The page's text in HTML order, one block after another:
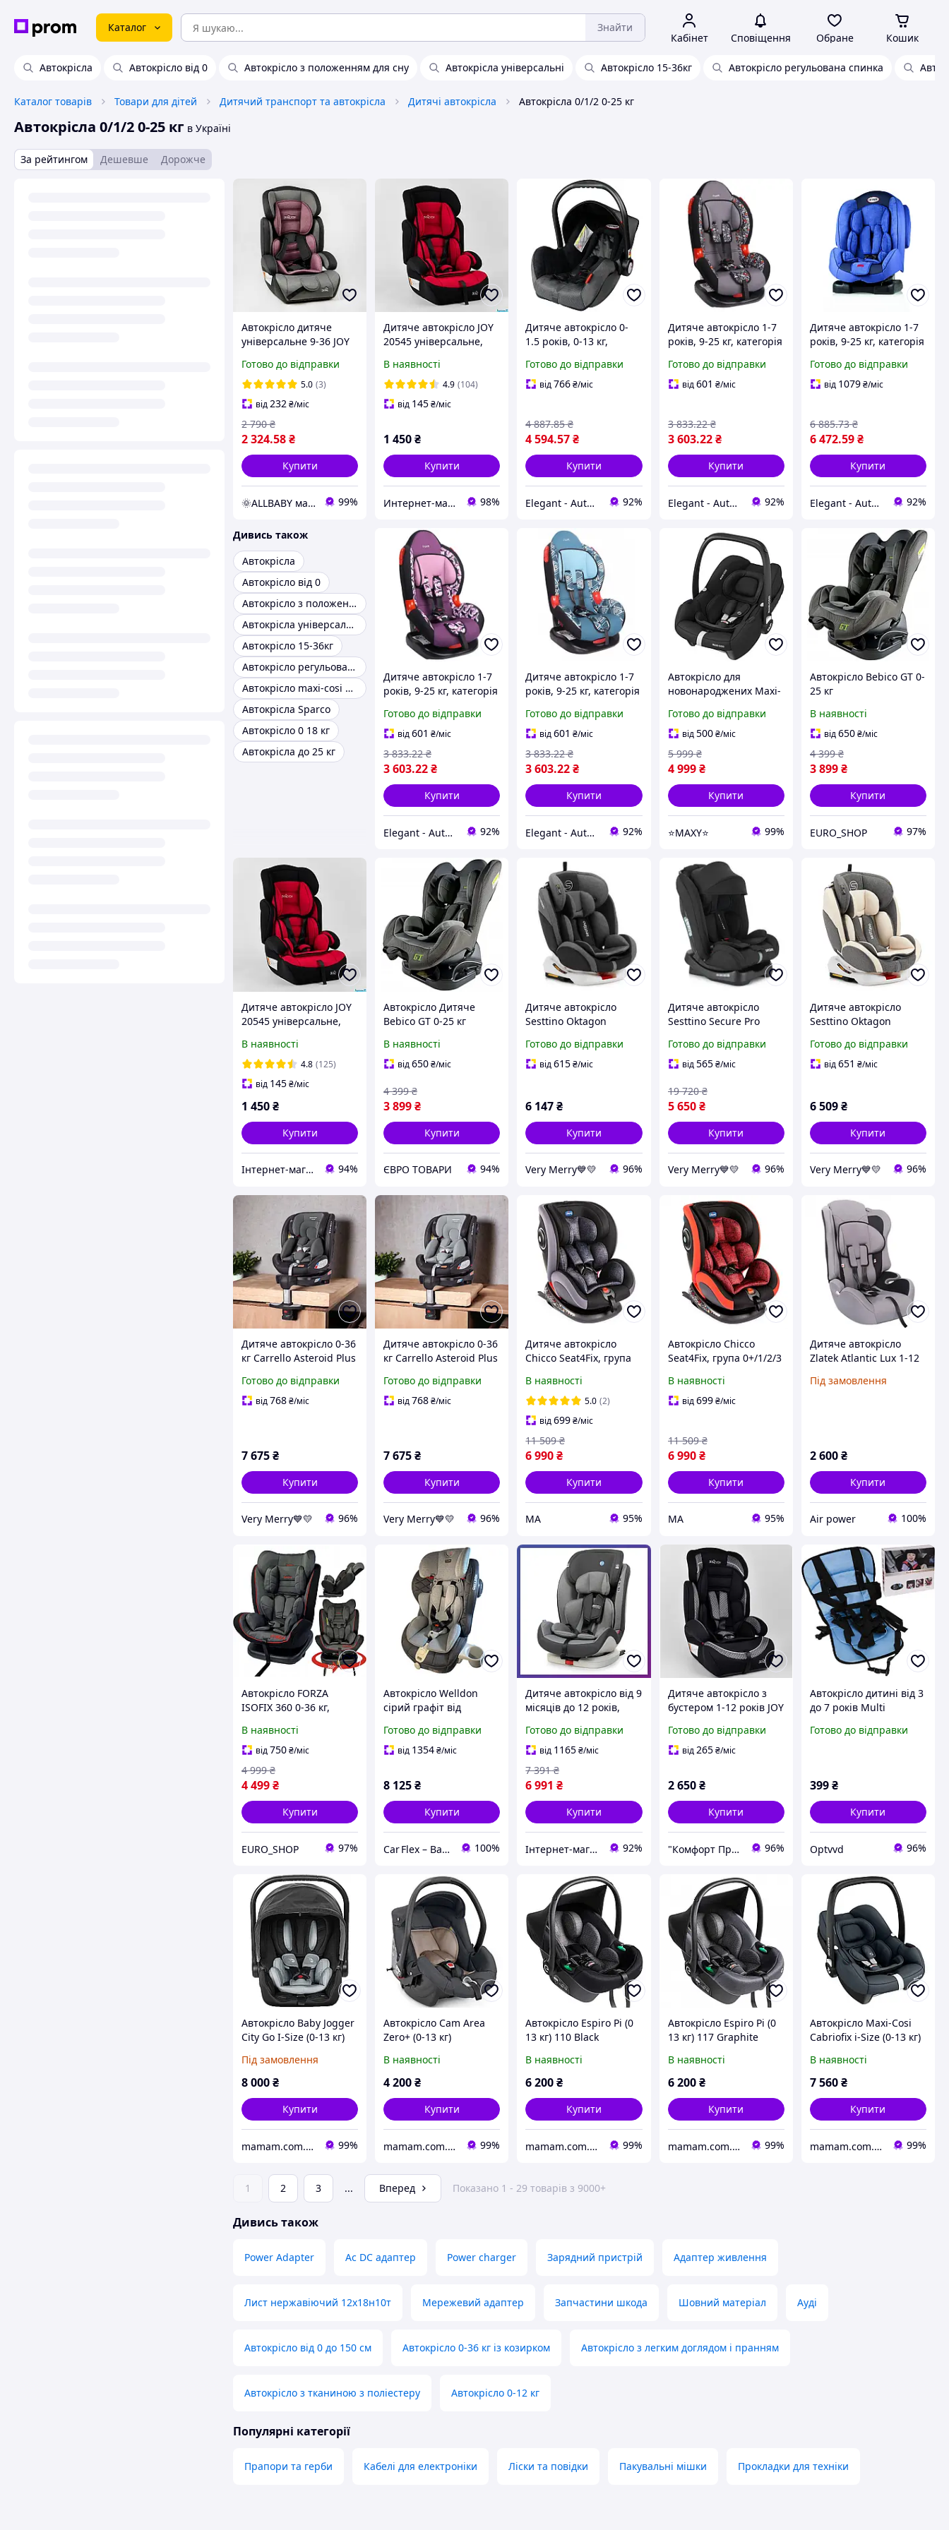
Каталог Знайти
Кабінет Сповіщення Обране Кошик
Автокрісла Автокрісло від 0 Автокрісло з положенням для сну Автокрісла універсальні Автокрісло 15-36кг Автокрісло регульована спинка
Каталог товарів Товари для дітей Дитячий транспорт та автокрісла Дитячі автокрісла Автокрісла 0/1/2 0-25 кг
Автокрісла 0/1/2 0-25 кг в Україні
За рейтингом Дешевше Дорожче
Автокрісло дитяче
універсальне 9-36 JOY
група 1/2/3, вага
дитини 9-36 кг
Готово до відправки
5.0 (3)
від232₴/міс
2 324.58₴
2 790 ₴
Купити
🌞ALLBABY магазин товарів для дітей 99%
Дитяче автокрісло JOY
20545 універсальне,
дитини від 9-36 кг
В наявності
4.9 (104)
від 145₴/міс
1 450₴
Купити
Интернет-магазин Dendis 98%
Дитяче автокрісло 0-
1.5 років, 0-13 кг,
780 100 "SuperProtect"
Pantera Black
Готово до відправки
від766₴/міс
4 594.57₴
4 887.85 ₴
Купити
Elegant - Auto | Автотовари. Аксесуари для авто 92%
Дитяче автокрісло 1-7
років, 9-25 кг, категорія
алфавіт
Готово до відправки
від601 ₴/міс
3 603.22 ₴
3 833.22 ₴
Купити
Elegant - Auto | Автотовари. Аксесуари для авто 92%
Дитяче автокрісло 1-7
років, 9-25 кг, категорія
"MultiProtect" Cosmic
Blue АКЦИЯ!
Готово до відправки
від 1079₴/міс
6 472.59₴
6 885.73 ₴
Купити
Elegant - Auto | Автотовари. Аксесуари для авто 92%
Дивись також
Автокрісла
Автокрісло від 0
Автокрісло з положенням для сну
Автокрісла універсальні
Автокрісло 15-36кг
Автокрісло регульована спинка
Автокрісло maxi-cosi 0-13 кг
Автокрісла Sparco
Автокрісло 0 18 кг
Автокрісла до 25 кг
Дитяче автокрісло 1-7
років, 9-25 кг, категорія
абстракція
Готово до відправки
від601 ₴/міс
3 603.22₴
3 833.22 ₴
Купити
Elegant - Auto | Автотовари. Аксесуари для авто 92%
Дитяче автокрісло 1-7
років, 9-25 кг, категорія
геометрія
Готово до відправки
від601 ₴/міс
3 603.22₴
3 833.22 ₴
Купити
Elegant - Auto | Автотовари. Аксесуари для авто 92%
Автокрісло для
новонароджених Maxi-
група 0+ (0-12 кг)
Готово до відправки
від500 ₴/міс
4 999 ₴
5 999 ₴
Купити
⭐MAXY⭐ 99%
Автокрісло Bebico GT 0-
25 кг
В наявності
від650₴/міс
3 899₴
4 399 ₴
Купити
EURO_SHOP 97%
Дитяче автокрісло JOY
20545 універсальне,
дитини від 9-36 кг
В наявності
4.8 (125)
від 145₴/міс
1 450₴
Купити
Інтернет-магазин Kids 94%
Автокрісло Дитяче
Bebico GT 0-25 кг
В наявності
від650₴/міс
3 899₴
4 399 ₴
Купити
ЄВРО ТОВАРИ 94%
Дитяче автокрісло
Sesttino Oktagon
Melange Grey (сірий
колір) з Isofix, група 0-
Готово до відправки
від615₴/міс
6 147₴
Купити
Very Merry💙💛 96%
Дитяче автокрісло
Sesttino Secure Pro
Black (чорний колір)
група 0-36 кг
Готово до відправки
від565 ₴/міс
5 650 ₴
19 720 ₴
Купити
Very Merry💙💛 96%
Дитяче автокрісло
Sesttino Oktagon
Cream Grey (сірий/
бежевий колір) з Isofix,
Готово до відправки
від651 ₴/міс
6 509₴
Купити
Very Merry💙💛 96%
Дитяче автокрісло 0-36
кг Carrello Asteroid Plus
Плюс) CRL-15801 Shale
Grey (сірий колір)
Готово до відправки
від768₴/міс
7 675₴
Купити
Very Merry💙💛 96%
Дитяче автокрісло 0-36
кг Carrello Asteroid Plus
Плюс) CRL-15801
Marble Grey (сірий
Готово до відправки
від768₴/міс
7 675₴
Купити
Very Merry💙💛 96%
Дитяче автокрісло
Chicco Seat4Fix, група
В наявності
5.0 (2)
від699₴/міс
6 990₴
11 509 ₴
Купити
МА 95%
Автокрісло Chicco
Seat4Fix, група 0+/1/2/3
В наявності
від699 ₴/міс
6 990 ₴
11 509 ₴
Купити
МА 95%
Дитяче автокрісло
Zlatek Atlantic Lux 1-12
1-2-3 сірий
Під замовлення
2 600₴
Купити
Air power 100%
Автокрісло FORZA
ISOFIX 360 0-36 кг,
В наявності
від750₴/міс
4 499₴
4 999 ₴
Купити
EURO_SHOP 97%
Автокрісло Welldon
сірий графіт від
років (0-36 кг).
Готово до відправки
від 1354₴/міс
8 125₴
Купити
Car Flex – Ваш надійний автопартнер 100%
Дитяче автокрісло від 9
місяців до 12 років,
Camino ME 1080 із
системою Isofix сіре
Готово до відправки
від 1165₴/міс
6 991 ₴
7 391 ₴
Купити
Інтернет-магазин дитячих товарів та товарів для дому "Твій Кіндер" 92%
Дитяче автокрісло з
бустером 1-12 років JOY
дитини від 9-36 кг, сіре
Готово до відправки
від265 ₴/міс
2 650 ₴
Купити
"Комфорт Продукт" 96%
Автокрісло дитині від 3
до 7 років Multi
Дитяче автокрісло PB-
Готово до відправки
399₴
Купити
Optvvd 96%
Автокрісло Baby Jogger
City Go I-Size (0-13 кг)
Під замовлення
8 000₴
Купити
mamam.com.ua 99%
Автокрісло Cam Area
Zero+ (0-13 кг)
В наявності
4 200₴
Купити
mamam.com.ua 99%
Автокрісло Espiro Pi (0
13 кг) 110 Black
В наявності
6 200₴
Купити
mamam.com.ua 99%
Автокрісло Espiro Pi (0
13 кг) 117 Graphite
В наявності
6 200 ₴
Купити
mamam.com.ua 99%
Автокрісло Maxi-Cosi
Cabriofix i-Size (0-13 кг)
В наявності
7 560₴
Купити
mamam.com.ua 99%
1 2 3 ... Вперед Показано 1 - 29 товарів з 9000+
Дивись також
Power Adapter Ac DC адаптер Power charger Зарядний пристрій Адаптер живлення
Лист нержавіючий 12х18н10т Мережевий адаптер Запчастини шкода Шовний матеріал Ауді
Автокрісло від 0 до 150 см Автокрісло 0-36 кг із козирком Автокрісло з легким доглядом і пранням
Автокрісло з тканиною з поліестеру Автокрісло 0-12 кг
Популярні категорії
Прапори та герби Кабелі для електроніки Ліски та повідки Пакувальні мішки Прокладки для техніки